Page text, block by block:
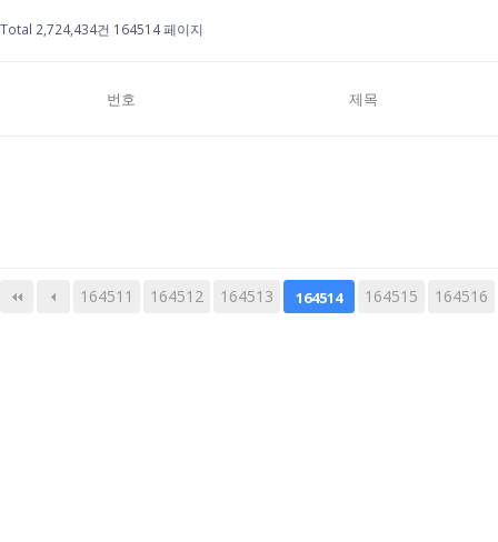
Total 2,724,434건 164514 페이지
번호 제목
164511 164512 164513 164514 164515 164516
다음 맨끝